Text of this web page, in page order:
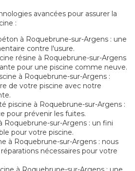
avancées pour assurer la
:
à Roquebrune-sur-Argens : une
contre l'usure.
résine à Roquebrune-sur-Argens
pour une piscine comme neuve.
à Roquebrune-sur-Argens :
de votre piscine avec notre
piscine à Roquebrune-sur-Argens :
pour prévenir les fuites.
Roquebrune-sur-Argens : un fini
pour votre piscine.
à Roquebrune-sur-Argens : nous
nécessaires pour votre